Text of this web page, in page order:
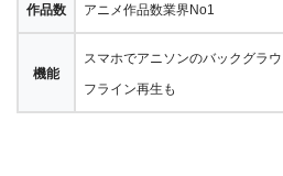
作品数 アニメ作品数業界No1
機能
スマホでアニソンのバックグラ
フライン再生も